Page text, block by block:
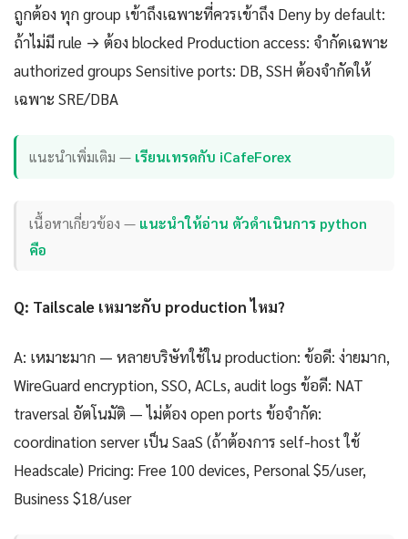
ถูกต้อง ทุก group เข้าถึงเฉพาะที่ควรเข้าถึง Deny by default:
ถ้าไม่มี rule → ต้อง blocked Production access: จำกัดเฉพาะ
authorized groups Sensitive ports: DB, SSH ต้องจำกัดให้
เฉพาะ SRE/DBA
แนะนำเพิ่มเติม — เรียนเทรดกับ iCafeForex
เนื้อหาเกี่ยวข้อง — แนะนำให้อ่าน ตัวดําเนินการ python
คือ
Q: Tailscale เหมาะกับ production ไหม?
A: เหมาะมาก — หลายบริษัทใช้ใน production: ข้อดี: ง่ายมาก,
WireGuard encryption, SSO, ACLs, audit logs ข้อดี: NAT
traversal อัตโนมัติ — ไม่ต้อง open ports ข้อจำกัด:
coordination server เป็น SaaS (ถ้าต้องการ self-host ใช้
Headscale) Pricing: Free 100 devices, Personal $5/user,
Business $18/user